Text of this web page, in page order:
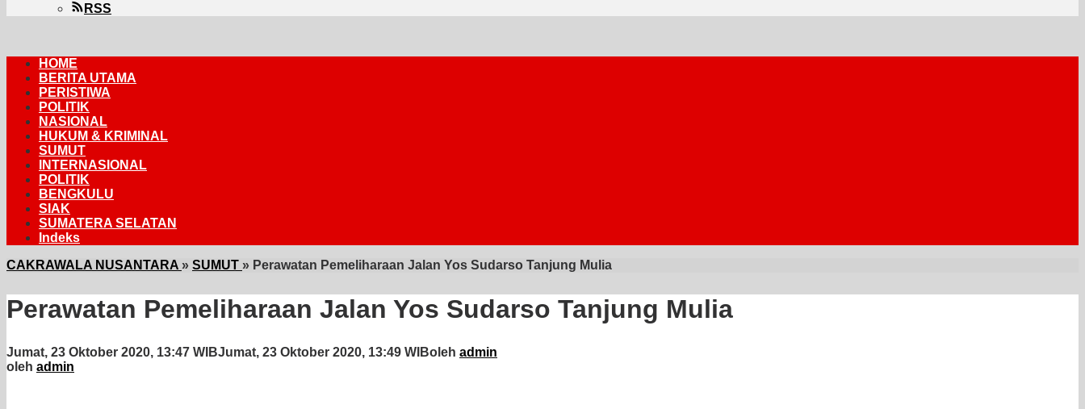
RSS
HOME
BERITA UTAMA
PERISTIWA
POLITIK
NASIONAL
HUKUM & KRIMINAL
SUMUT
INTERNASIONAL
POLITIK
BENGKULU
SIAK
SUMATERA SELATAN
Indeks
CAKRAWALA NUSANTARA » SUMUT » Perawatan Pemeliharaan Jalan Yos Sudarso Tanjung Mulia
Perawatan Pemeliharaan Jalan Yos Sudarso Tanjung Mulia
Jumat, 23 Oktober 2020, 13:47 WIBJumat, 23 Oktober 2020, 13:49 WIBoleh admin
oleh admin